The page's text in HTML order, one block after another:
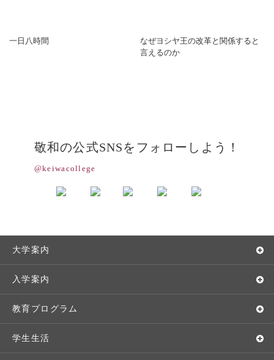
一日八時間
なぜヨシヤ王の改革と関係すると
言えるのか
敬和の公式SNSをフォローしよう！
@keiwacollege
大学案内
敬和学園大学とは
学長メッセージ
教育理念・方針・取り組み
入学案内
入学者選抜
オープンキャンパス
教育プログラム
学部・学科
学生生活